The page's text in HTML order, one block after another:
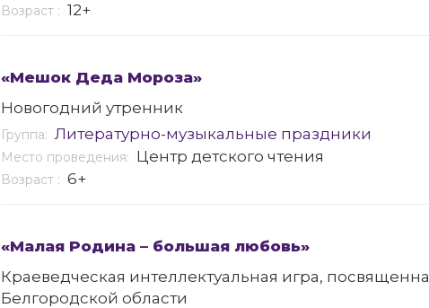
Возраст : 12+
«Мешок Деда Мороза»
Новогодний утренник
Группа: Литературно-музыкальные праздники
Место проведения: Центр детского чтения
Возраст : 6+
«Малая Родина – большая любовь»
Краеведческая интеллектуальная игра,
Белгородской области